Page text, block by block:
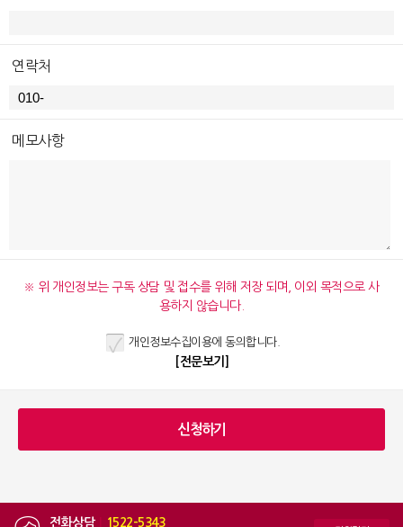
연락처
메모사항
※ 위 개인정보는 구독 상담 및 접수를 위해 저장 되며, 이외 목적으로 사
용하지 않습니다.
개인정보수집이용에 동의합니다.
[전문보기]
전화상담 1522-5343